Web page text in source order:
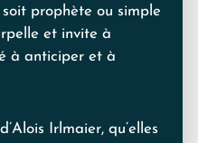
prophète ou simple
et invite à
à anticiper et à
Irlmaier, qu’elles